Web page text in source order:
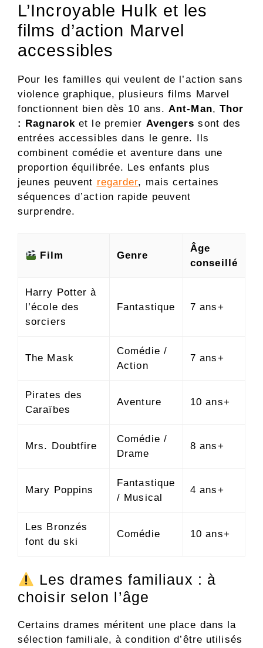
L’Incroyable Hulk et les
films d’action Marvel
accessibles
Pour les familles qui veulent de l’action sans
violence graphique, plusieurs films Marvel
fonctionnent bien dès 10 ans.Ant-Man, Thor
: Ragnarok et le premier Avengers sont des
entrées accessibles dans le genre. Ils
combinent comédie et aventure dans une
proportion équilibrée. Les enfants plus
jeunes peuvent regarder, mais certaines
séquences d’action rapide peuvent
surprendre.
Film Genre
Âge
conseillé
Harry Potter à
l’école des
sorciers
Fantastique 7 ans+
The Mask
Comédie /
Action
7 ans+
Pirates des
Caraïbes
Aventure 10 ans+
Mrs. Doubtfire
Comédie /
Drame
8 ans+
Mary Poppins
Fantastique
/ Musical
4 ans+
Les Bronzés
font du ski
Comédie 10 ans+
Les drames familiaux : à
choisir selon l’âge
Certains drames méritent une place dans la
sélection familiale, à condition d’être utilisés